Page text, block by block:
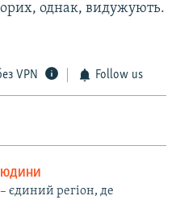
однак, видужують.
VPN Follow us
єдиний регіон, де